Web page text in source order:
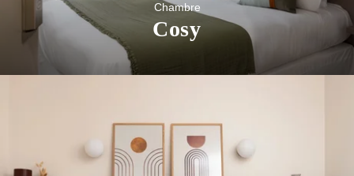
Cosy
Chambre